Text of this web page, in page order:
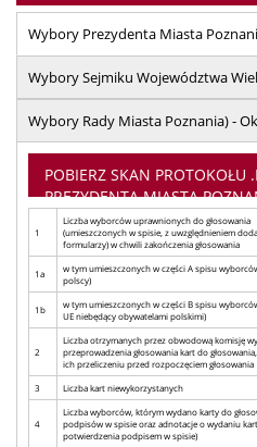
Wybory Prezydenta Miasta
Wybory Sejmiku Województwa
Wybory Rady Miasta Poznania) -
POBIERZ SKAN PROTOKOŁU
PREZYDENTA MIASTA
1
Liczba wyborców uprawnionych do głosowania
(umieszczonych w spisie, z uwzględnieniem
formularzy) w chwili zakończenia głosowania
1a
w tym umieszczonych w części A spisu
polscy)
1b
w tym umieszczonych w części B spisu
UE niebędący obywatelami polskimi)
2
Liczba otrzymanych przez obwodową komisję
przeprowadzenia głosowania kart do
ich przeliczeniu przed rozpoczęciem głosowania
3 Liczba kart niewykorzystanych
4
Liczba wyborców, którym wydano karty do
podpisów w spisie oraz adnotacje o wydaniu
potwierdzenia podpisem w spisie)